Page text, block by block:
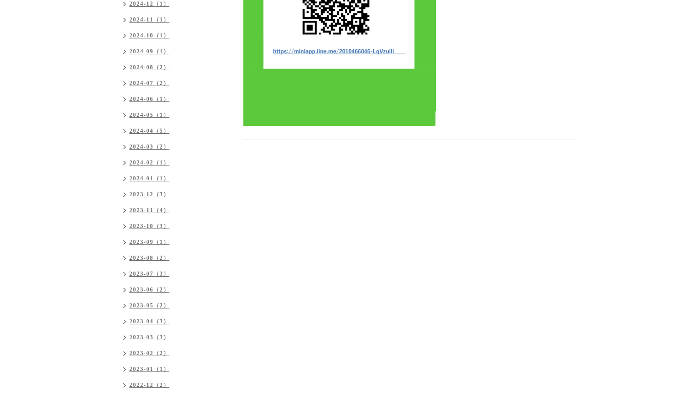
2024-12（1）
2024-11（1）
2024-10（1）
2024-09（1）
2024-08（2）
2024-07（2）
2024-06（1）
2024-05（1）
2024-04（5）
2024-03（2）
2024-02（1）
2024-01（1）
2023-12（3）
2023-11（4）
2023-10（3）
2023-09（1）
2023-08（2）
2023-07（3）
2023-06（2）
2023-05（2）
2023-04（3）
2023-03（3）
2023-02（2）
2023-01（1）
2022-12（2）